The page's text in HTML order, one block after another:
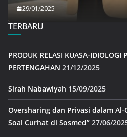
29/01/2025
TERBARU
PRODUK RELASI KUASA-IDIOLOGI
PERTENGAHAN 21/12/2025
Sirah Nabawiyah 15/09/2025
Oversharing dan Privasi dalam Al-
Soal Curhat di Sosmed” 27/06/